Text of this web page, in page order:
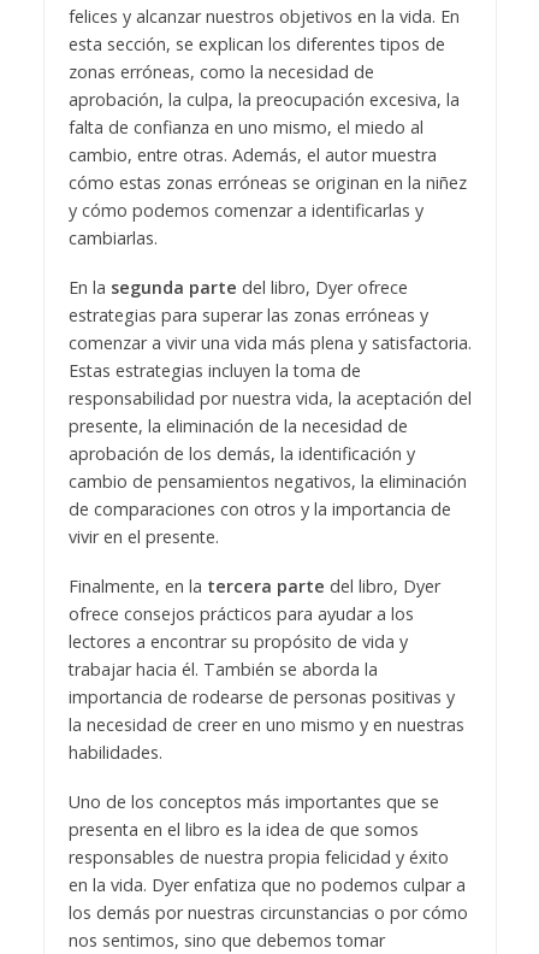
felices y alcanzar nuestros objetivos en la vida. En
esta sección, se explican los diferentes tipos de
zonas erróneas, como la necesidad de
aprobación, la culpa, la preocupación excesiva, la
falta de confianza en uno mismo, el miedo al
cambio, entre otras. Además, el autor muestra
cómo estas zonas erróneas se originan en la niñez
y cómo podemos comenzar a identificarlas y
cambiarlas.
En la segunda parte del libro, Dyer ofrece
estrategias para superar las zonas erróneas y
comenzar a vivir una vida más plena y satisfactoria.
Estas estrategias incluyen la toma de
responsabilidad por nuestra vida, la aceptación del
presente, la eliminación de la necesidad de
aprobación de los demás, la identificación y
cambio de pensamientos negativos, la eliminación
de comparaciones con otros y la importancia de
vivir en el presente.
Finalmente, en la tercera parte del libro, Dyer
ofrece consejos prácticos para ayudar a los
lectores a encontrar su propósito de vida y
trabajar hacia él. También se aborda la
importancia de rodearse de personas positivas y
la necesidad de creer en uno mismo y en nuestras
habilidades.
Uno de los conceptos más importantes que se
presenta en el libro es la idea de que somos
responsables de nuestra propia felicidad y éxito
en la vida. Dyer enfatiza que no podemos culpar a
los demás por nuestras circunstancias o por cómo
nos sentimos, sino que debemos tomar